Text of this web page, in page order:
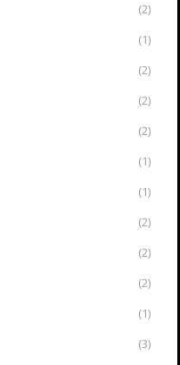
(2)
(1)
(2)
(2)
(2)
(1)
(1)
(2)
(2)
(2)
(1)
(3)